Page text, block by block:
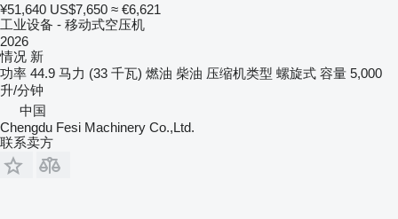
¥51,640 US$7,650 ≈ €6,621
工业设备 - 移动式空压机
2026
情况 新
功率 44.9 马力 (33 千瓦) 燃油 柴油 压缩机类型 螺旋式 容量 5,000
升/分钟
中国
Chengdu Fesi Machinery Co.,Ltd.
联系卖方